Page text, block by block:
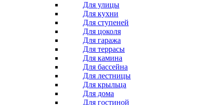
Для улицы
Для кухни
Для ступеней
Для цоколя
Для гаража
Для террасы
Для камина
Для бассейна
Для лестницы
Для крыльца
Для дома
Для гостиной